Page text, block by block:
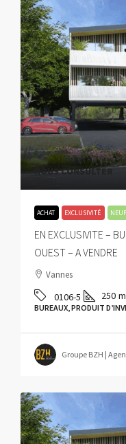
NOUS CONSULTER
ACHAT EXCLUSIVITÉ NEUF
EN EXCLUSIVITE –
OUEST – A VENDRE
Vannes
0106-5 250
BUREAUX, PRODUIT
Groupe BZH |